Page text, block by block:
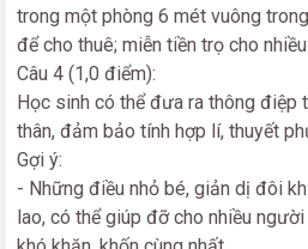
trong một phòng 6 mét vuông
để cho thuê; miễn tiền trọ cho
Câu 4 (1,0 điểm):
Học sinh có thể đưa ra thông điệp
thân, đảm bảo tính hợp lí, thuyết
Gợi ý:
- Những điều nhỏ bé, giản dị đôi
lao, có thể giúp đỡ cho nhiều